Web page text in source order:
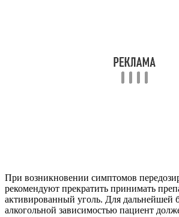
При возникновении симптомов
рекомендуют прекратить принимать
активированный уголь. Для дальнейшей
алкогольной зависимостью пациент